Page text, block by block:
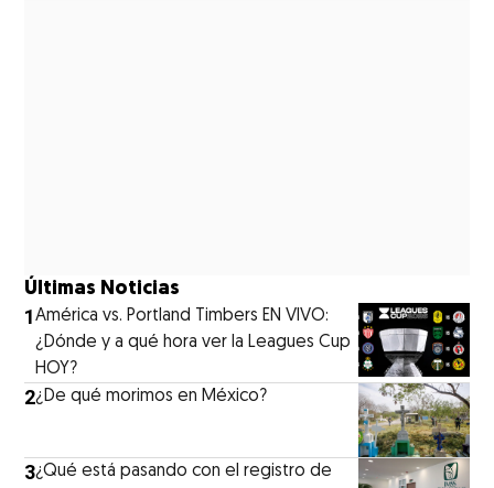
Últimas Noticias
1América vs. Portland Timbers EN VIVO:
¿Dónde y a qué hora ver la Leagues Cup
HOY?
2¿De qué morimos en México?
3¿Qué está pasando con el registro de